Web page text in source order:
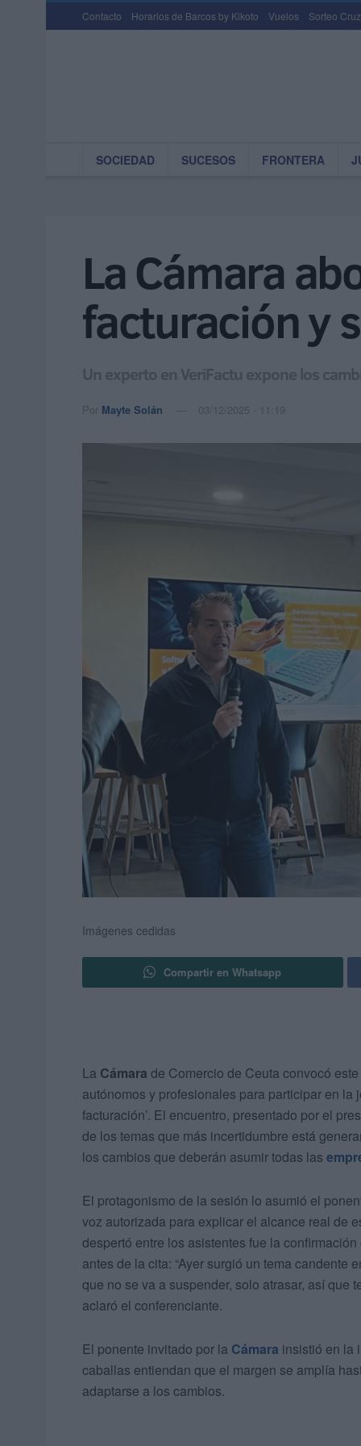
Contacto Horarios de Barcos by Kikoto Vuelos Sorteo
SOCIEDAD SUCESOS FRONTERA
La Cámara
facturación y
Un experto en VeriFactu expone los
Por Mayte Solán 03/12/2025 - 11:19
Imágenes cedidas
Compartir en Whatsapp
La Cámara de Comercio de Ceuta convocó
autónomos y profesionales para participar en la
facturación’. El encuentro, presentado por el
de los temas que más incertidumbre está
los cambios que deberán asumir todas las
El protagonismo de la sesión lo asumió el
voz autorizada para explicar el alcance real de
despertó entre los asistentes fue la
antes de la cita: “Ayer surgió un tema candente
que no se va a suspender, solo atrasar, así que
aclaró el conferenciante.
El ponente invitado por la Cámara insistió en la
caballas entiendan que el margen se amplía
adaptarse a los cambios.